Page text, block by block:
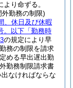
より命ずる。
勤務の制限)
、休日及び休暇
。以下「勤務時
の規定により早
務の制限を請求
める早出遅出勤
勤務制限請求書
なければならな